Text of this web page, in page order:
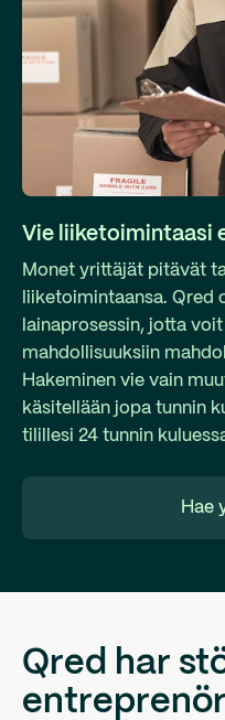
Vie liiketoimintaasi
Monet yrittäjät pitävät
liiketoimintaansa. Qred
lainaprosessin, jotta
mahdollisuuksiin
Hakeminen vie vain
käsitellään jopa tunnin
tilillesi 24 tunnin
Hae
Qred har